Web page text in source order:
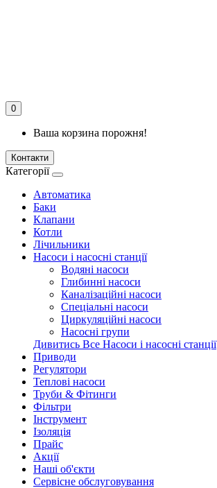
0
Ваша корзина порожня!
Контакти
Категорії
Автоматика
Баки
Клапани
Котли
Лічильники
Насоси і насосні станції
Водяні насоси
Глибинні насоси
Каналізаційні насоси
Спеціальні насоси
Циркуляційні насоси
Насосні групи
Дивитись Все Насоси і насосні станції
Приводи
Регулятори
Теплові насоси
Труби & Фітинги
Фільтри
Інструмент
Ізоляція
Прайс
Акції
Наші об'єкти
Сервісне обслуговування